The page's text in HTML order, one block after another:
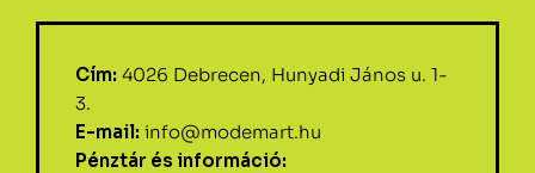
Cím: 4026 Debrecen, Hunyadi János u. 1-
3.
E-mail: info@modemart.hu
Pénztár és információ: